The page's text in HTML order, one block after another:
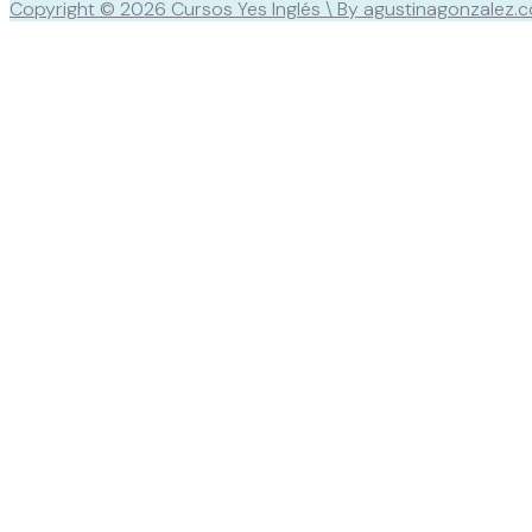
Copyright © 2026 Cursos Yes Inglés \ By